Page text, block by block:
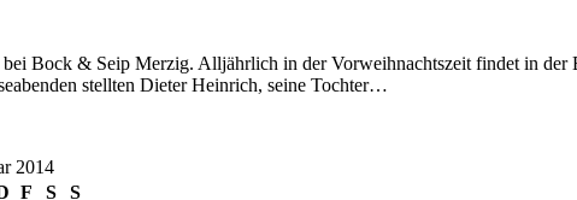
Bock & Seip Merzig. Alljährlich in der Vorweihnachtszeit findet in
stellten Dieter Heinrich, seine Tochter…
2014
F S S